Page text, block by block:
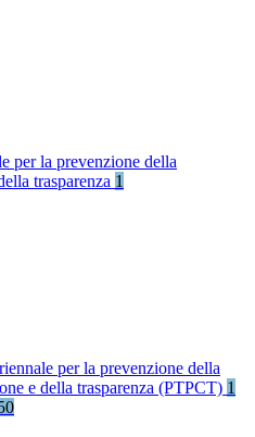
per la prevenzione della
trasparenza 1
per la prevenzione della
e della trasparenza (PTPCT) 1